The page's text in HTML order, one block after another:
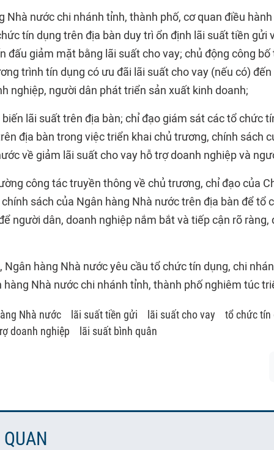
Nhà nước chi nhánh tỉnh, thành phố, cơ quan điều
tín dụng trên địa bàn duy trì ổn định lãi suất tiền gửi
đấu giảm mặt bằng lãi suất cho vay; chủ động công
trình tín dụng có ưu đãi lãi suất cho vay (nếu có)
nghiệp, người dân phát triển sản xuất kinh doanh;
lãi suất trên địa bàn; chỉ đạo giám sát các tổ chức
địa bàn trong việc triển khai chủ trương, chính sách
về giảm lãi suất cho vay hỗ trợ doanh nghiệp và
công tác truyền thông về chủ trương, chỉ đạo của
sách của Ngân hàng Nhà nước trên địa bàn để tổ
người dân, doanh nghiệp nắm bắt và tiếp cận rõ ràng,
Ngân hàng Nhà nước yêu cầu tổ chức tín dụng, chi
hàng Nhà nước chi nhánh tỉnh, thành phố nghiêm túc
Nhà nước lãi suất tiền gửi lãi suất cho vay
tổ chức tín
doanh nghiệp
lãi suất bình quân